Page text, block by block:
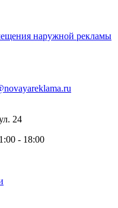
наружной рекламы
24
- 18:00